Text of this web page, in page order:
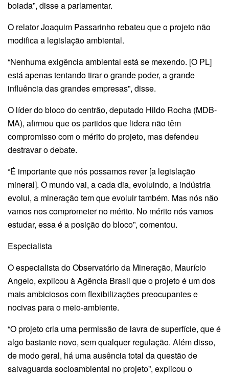
boiada”, disse a parlamentar.
O relator Joaquim Passarinho rebateu que o projeto não
modifica a legislação ambiental.
“Nenhuma exigência ambiental está se mexendo. [O PL]
está apenas tentando tirar o grande poder, a grande
influência das grandes empresas”, disse.
O líder do bloco do centrão, deputado Hildo Rocha (MDB-
MA), afirmou que os partidos que lidera não têm
compromisso com o mérito do projeto, mas defendeu
destravar o debate.
“É importante que nós possamos rever [a legislação
mineral]. O mundo vai, a cada dia, evoluindo, a indústria
evolui, a mineração tem que evoluir também. Mas nós não
vamos nos comprometer no mérito. No mérito nós vamos
estudar, essa é a posição do bloco”, comentou.
Especialista
O especialista do Observatório da Mineração, Maurício
Angelo, explicou à Agência Brasil que o projeto é um dos
mais ambiciosos com flexibilizações preocupantes e
nocivas para o meio-ambiente.
“O projeto cria uma permissão de lavra de superfície, que é
algo bastante novo, sem qualquer regulação. Além disso,
de modo geral, há uma ausência total da questão de
salvaguarda socioambiental no projeto”, explicou o